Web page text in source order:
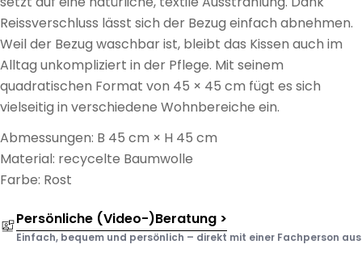
Reissverschluss lässt sich der Bezug einfach abnehmen.
Weil der Bezug waschbar ist, bleibt das Kissen auch im
Alltag unkompliziert in der Pflege. Mit seinem
quadratischen Format von 45 × 45 cm fügt es sich
vielseitig in verschiedene Wohnbereiche ein.
Abmessungen: B 45 cm × H 45 cm
Material: recycelte Baumwolle
Farbe: Rost
Persönliche (Video-)Beratung >
Einfach, bequem und persönlich – direkt mit einer Fachperson aus